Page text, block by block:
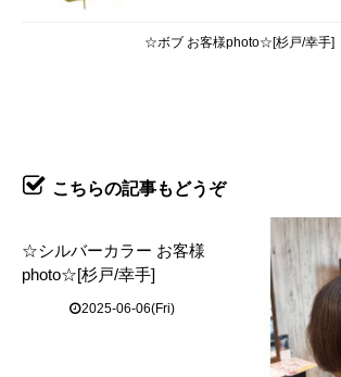
☆ボブ お客様photo☆[杉戸/幸手]
こちらの記事もどうぞ
☆シルバーカラー お客様
photo☆[杉戸/幸手]
2025-06-06(Fri)